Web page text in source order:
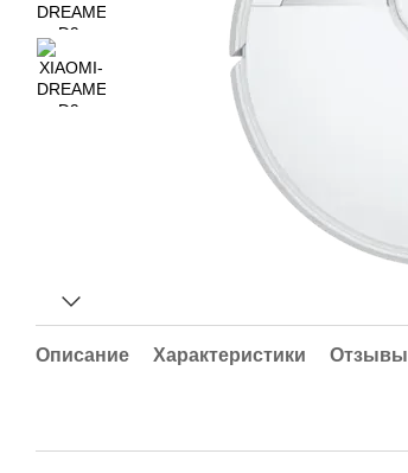
Описание Характеристики Отзывы